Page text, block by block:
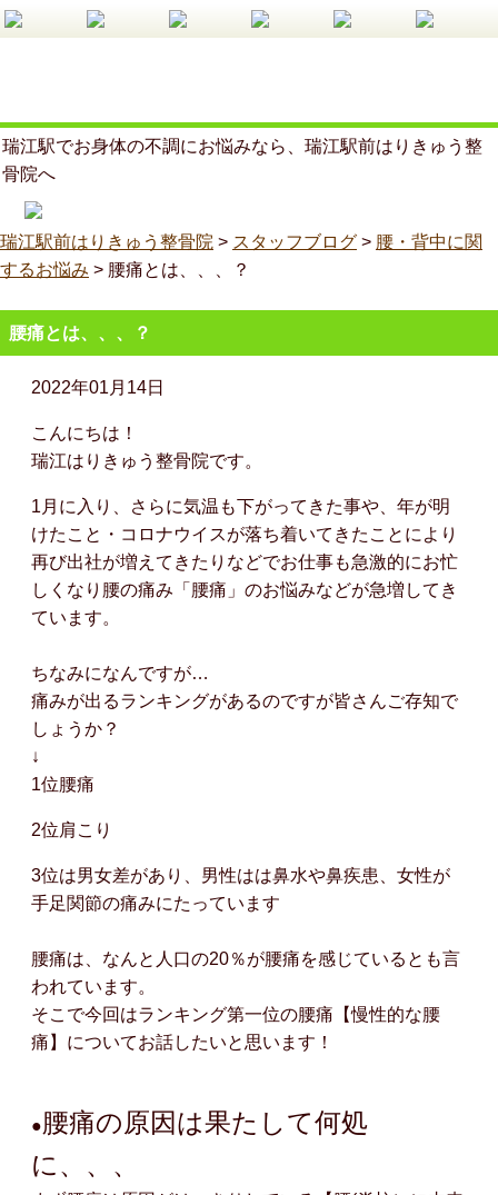
瑞江駅でお身体の不調にお悩みなら、瑞江駅前はりきゅう整
骨院へ
瑞江駅前はりきゅう整骨院 > スタッフブログ > 腰・背中に関
するお悩み > 腰痛とは、、、？
腰痛とは、、、？
2022年01月14日
こんにちは！
瑞江はりきゅう整骨院です。
1月に入り、さらに気温も下がってきた事や、年が明
けたこと・コロナウイスが落ち着いてきたことにより
再び出社が増えてきたりなどでお仕事も急激的にお忙
しくなり腰の痛み「腰痛」のお悩みなどが急増してき
ています。
ちなみになんですが…
痛みが出るランキングがあるのですが皆さんご存知で
しょうか？
↓
1位腰痛
2位肩こり
3位は男女差があり、男性はは鼻水や鼻疾患、女性が
手足関節の痛みにたっています
腰痛は、なんと人口の20％が腰痛を感じているとも言
われています。
そこで今回はランキング第一位の腰痛【慢性的な腰
痛】についてお話したいと思います！
●腰痛の原因は果たして何処
に、、、